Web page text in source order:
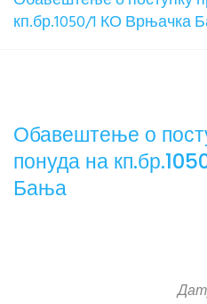
кп.бр.1050/1 КО Врњачка
Обавештење о
понуда на
Бања